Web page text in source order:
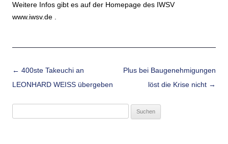
Weitere Infos gibt es auf der Homepage des IWSV
www.iwsv.de .
Beitrags-Navigation
← 400ste Takeuchi an
LEONHARD WEISS übergeben
Plus bei Baugenehmigungen
löst die Krise nicht →